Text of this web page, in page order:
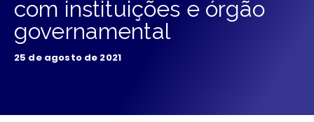
com instituições e órgão
governamental
25 de agosto de 2021